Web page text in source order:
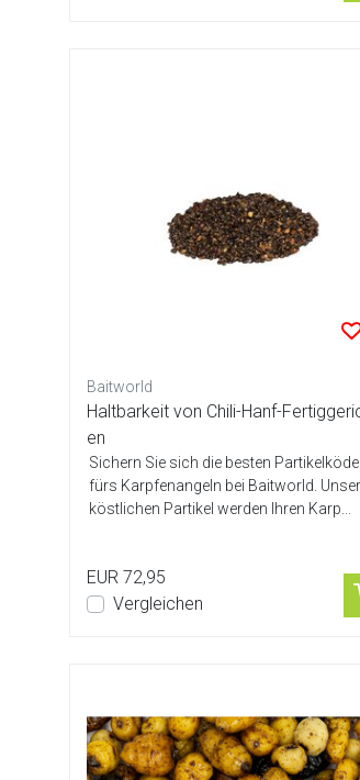
Baitworld
Haltbarkeit von Chili-Hanf-
en
Sichern Sie sich die besten
fürs Karpfenangeln bei Baitworld.
köstlichen Partikel werden Ihren Karp...
EUR 72,95
Vergleichen